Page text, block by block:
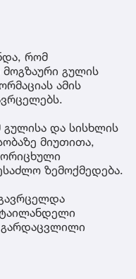
რომ
გულის
ამის
გულისა და სისხლის
მიუთითა,
ზემოქმედება.